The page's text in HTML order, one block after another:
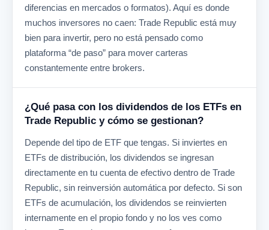
diferencias en mercados o formatos). Aquí es donde
muchos inversores no caen: Trade Republic está muy
bien para invertir, pero no está pensado como
plataforma “de paso” para mover carteras
constantemente entre brokers.
¿Qué pasa con los dividendos de los ETFs en
Trade Republic y cómo se gestionan?
Depende del tipo de ETF que tengas. Si inviertes en
ETFs de distribución, los dividendos se ingresan
directamente en tu cuenta de efectivo dentro de Trade
Republic, sin reinversión automática por defecto. Si son
ETFs de acumulación, los dividendos se reinvierten
internamente en el propio fondo y no los ves como